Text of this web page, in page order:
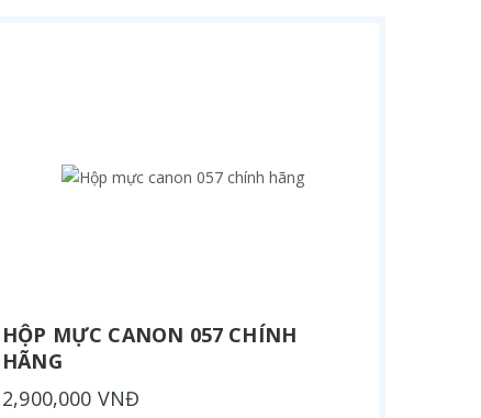
HỘP MỰC CANON 057 CHÍNH
HÃNG
2,900,000 VNĐ